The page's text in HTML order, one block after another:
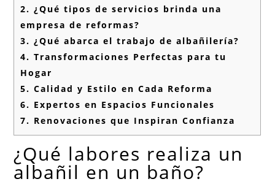
2. ¿Qué tipos de servicios brinda una
empresa de reformas?
3. ¿Qué abarca el trabajo de albañilería?
4. Transformaciones Perfectas para tu
Hogar
5. Calidad y Estilo en Cada Reforma
6. Expertos en Espacios Funcionales
7. Renovaciones que Inspiran Confianza
¿Qué labores realiza un
albañil en un baño?